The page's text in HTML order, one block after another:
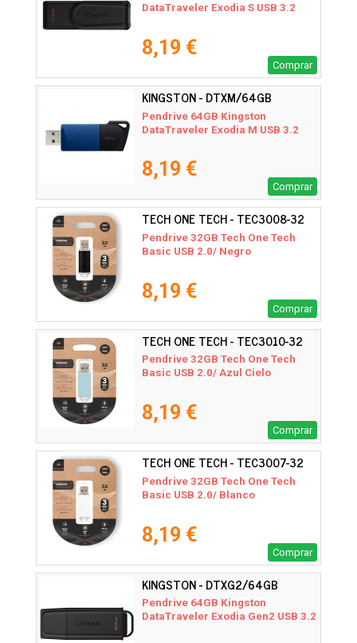
DataTraveler Exodia S USB 3.2
8,19 €
Comprar
KINGSTON - DTXM/64GB
Pendrive 64GB Kingston
DataTraveler Exodia M USB 3.2
8,19 €
Comprar
TECH ONE TECH - TEC3008-32
Pendrive 32GB Tech One Tech
Basic USB 2.0/ Negro
8,19 €
Comprar
TECH ONE TECH - TEC3010-32
Pendrive 32GB Tech One Tech
Basic USB 2.0/ Azul Cielo
8,19 €
Comprar
TECH ONE TECH - TEC3007-32
Pendrive 32GB Tech One Tech
Basic USB 2.0/ Blanco
8,19 €
Comprar
KINGSTON - DTXG2/64GB
Pendrive 64GB Kingston
DataTraveler Exodia Gen2 USB 3.2